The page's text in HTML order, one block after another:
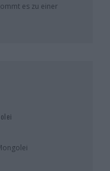
es zu einer